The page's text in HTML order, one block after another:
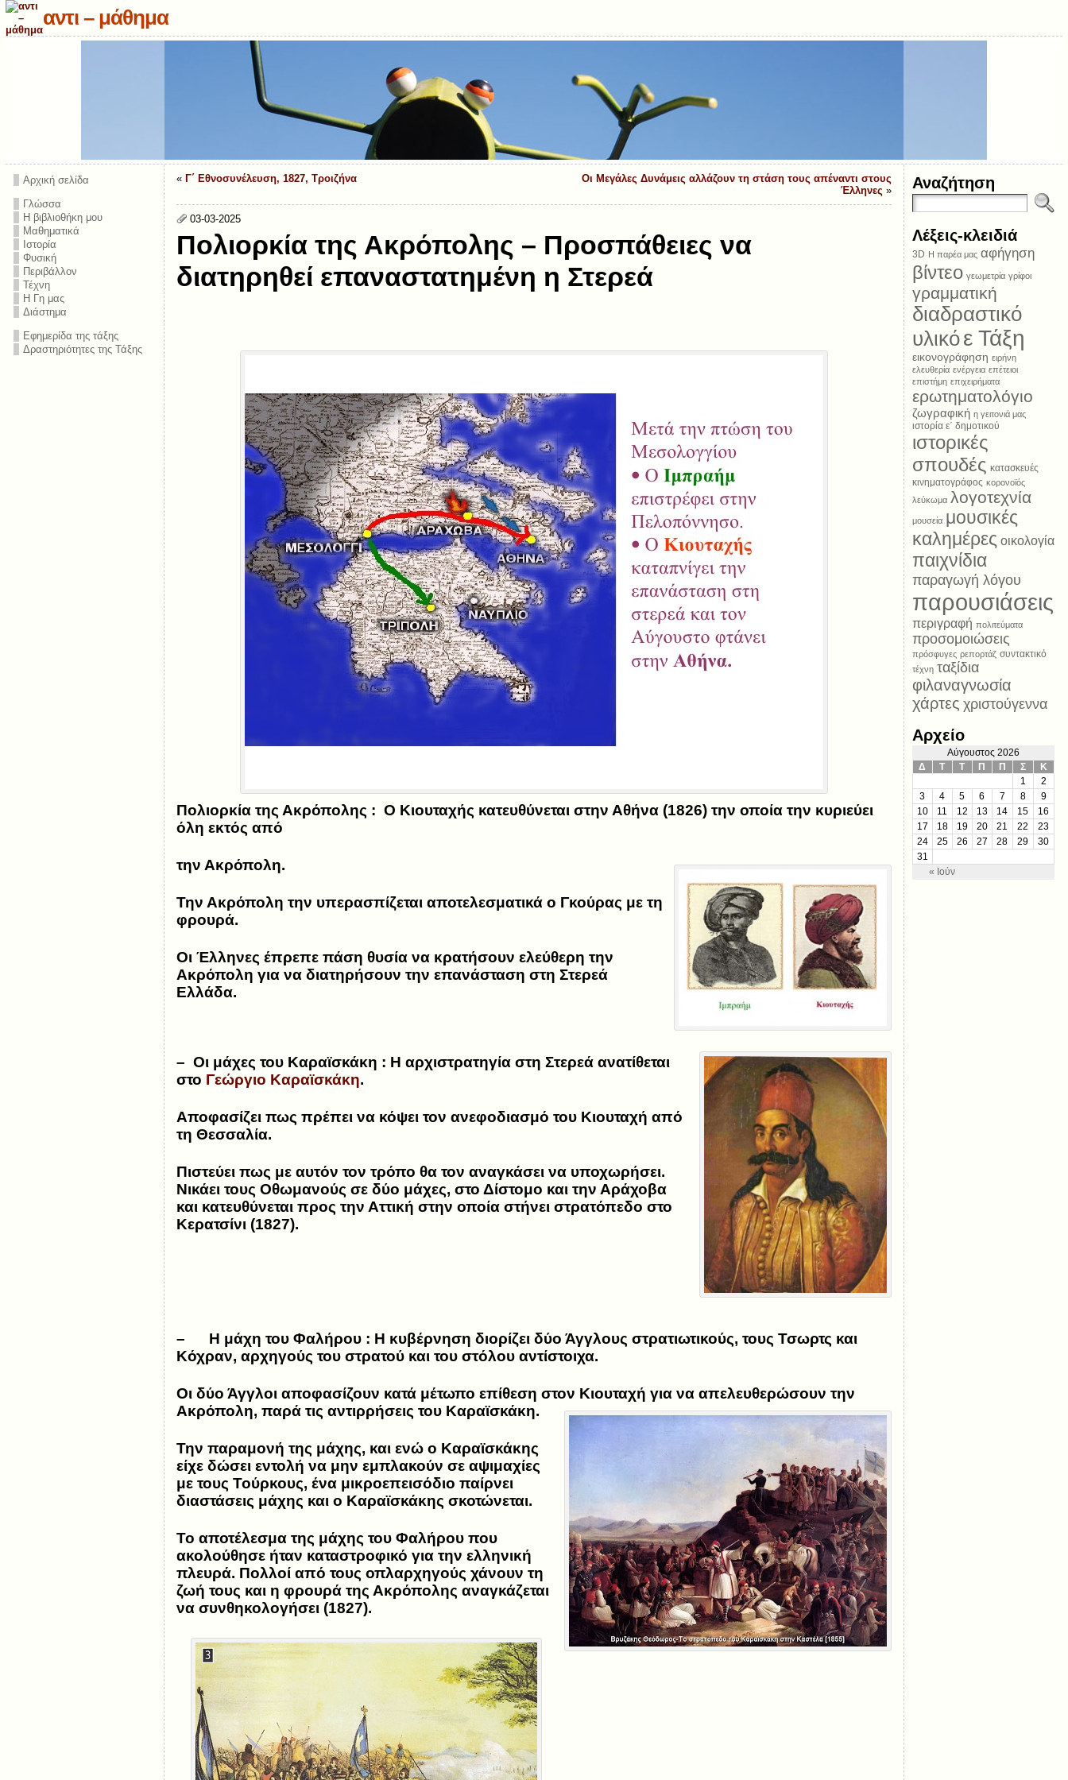
αντι – μάθημα
Αρχική σελίδα
Γλώσσα
Η βιβλιοθήκη μου
Μαθηματικά
Ιστορία
Φυσική
Περιβάλλον
Τέχνη
Η Γη μας
Διάστημα
Εφημερίδα της τάξης
Δραστηριότητες της Τάξης
« Γ΄ Εθνοσυνέλευση, 1827, Τροιζήνα
Οι Μεγάλες Δυνάμεις αλλάζουν τη στάση τους απέναντι στους
Έλληνες »
03-03-2025
Πολιορκία της Ακρόπολης – Προσπάθειες να
διατηρηθεί επαναστατημένη η Στερεά
Πολιορκία της Ακρόπολης : Ο Κιουταχής κατευθύνεται στην Αθήνα (1826) την οποία την κυριεύει
όλη εκτός από
την Ακρόπολη.
Την Ακρόπολη την υπερασπίζεται αποτελεσματικά ο Γκούρας με τη
φρουρά.
Οι Έλληνες έπρεπε πάση θυσία να κρατήσουν ελεύθερη την
Ακρόπολη για να διατηρήσουν την επανάσταση στη Στερεά
Ελλάδα.
– Οι μάχες του Καραϊσκάκη : Η αρχιστρατηγία στη Στερεά ανατίθεται
στο Γεώργιο Καραϊσκάκη.
Αποφασίζει πως πρέπει να κόψει τον ανεφοδιασμό του Κιουταχή από
τη Θεσσαλία.
Πιστεύει πως με αυτόν τον τρόπο θα τον αναγκάσει να υποχωρήσει.
Νικάει τους Οθωμανούς σε δύο μάχες, στο Δίστομο και την Αράχοβα
και κατευθύνεται προς την Αττική στην οποία στήνει στρατόπεδο στο
Κερατσίνι (1827).
– Η μάχη του Φαλήρου : Η κυβέρνηση διορίζει δύο Άγγλους στρατιωτικούς, τους Τσωρτς και
Κόχραν, αρχηγούς του στρατού και του στόλου αντίστοιχα.
Οι δύο Άγγλοι αποφασίζουν κατά μέτωπο επίθεση στον Κιουταχή για να απελευθερώσουν την
Ακρόπολη, παρά τις αντιρρήσεις του Καραϊσκάκη.
Την παραμονή της μάχης, και ενώ ο Καραϊσκάκης
είχε δώσει εντολή να μην εμπλακούν σε αψιμαχίες
με τους Τούρκους, ένα μικροεπεισόδιο παίρνει
διαστάσεις μάχης και ο Καραϊσκάκης σκοτώνεται.
Το αποτέλεσμα της μάχης του Φαλήρου που
ακολούθησε ήταν καταστροφικό για την ελληνική
πλευρά. Πολλοί από τους οπλαρχηγούς χάνουν τη
ζωή τους και η φρουρά της Ακρόπολης αναγκάζεται
να συνθηκολογήσει (1827).
Αναζήτηση
Λέξεις-κλειδιά
3D Η παρέα μας αφήγηση
βίντεο γεωμετρία γρίφοι
γραμματική
διαδραστικό
υλικόε Τάξη
εικονογράφηση ειρήνη
ελευθερία ενέργεια επέτειοι
επιστήμη επιχειρήματα
ερωτηματολόγιο
ζωγραφική η γειτονιά μας
ιστορία ε΄ δημοτικού
ιστορικές
σπουδές κατασκευές
κινηματογράφος κορονοϊός
λεύκωμα λογοτεχνία
μουσεία μουσικές
καλημέρες οικολογία
παιχνίδια
παραγωγή λόγου
παρουσιάσεις
περιγραφή πολιτεύματα
προσομοιώσεις
πρόσφυγες ρεπορτάζ συντακτικό
τέχνη ταξίδια
φιλαναγνωσία
χάρτες χριστούγεννα
Αρχείο
Αύγουστος 2026
Δ
Τ Τ Π Π Σ Κ
« Ιούν
1
2
3
4 5 6 7 8
9
10
11 12 13 14 15
16
17
18 19 20 21 22
23
24
25 26 27 28 29
30
31